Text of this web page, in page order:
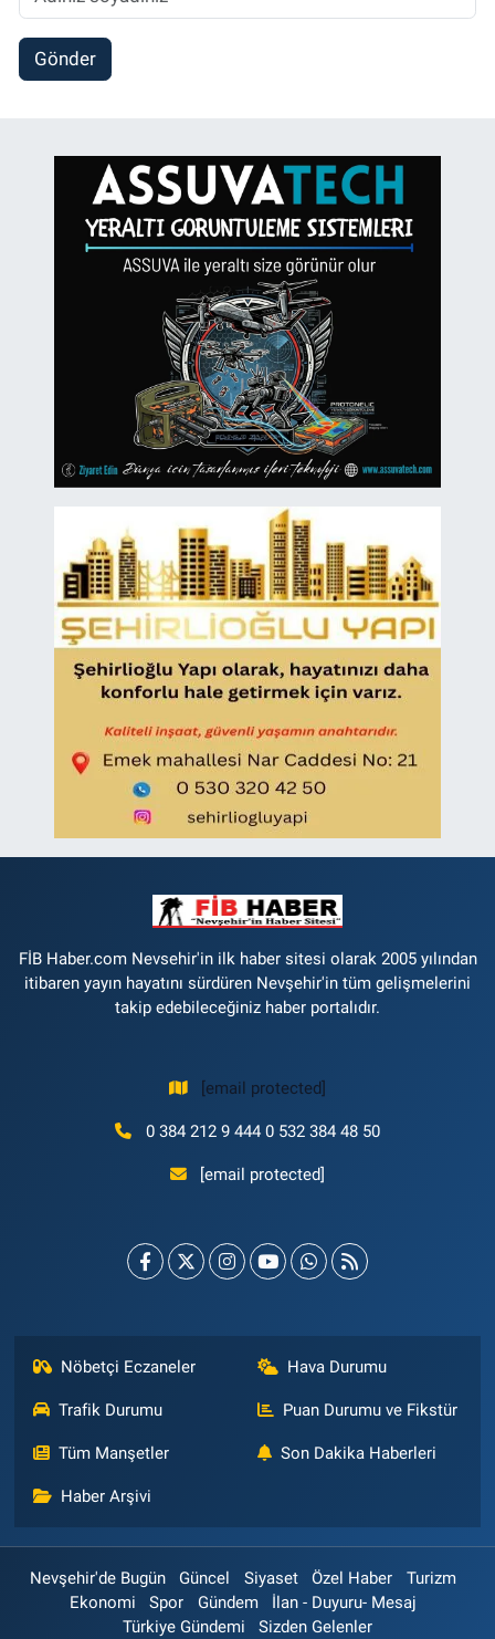
Gönder
FİB Haber.com Nevsehir'in ilk haber sitesi olarak 2005 yılından
itibaren yayın hayatını sürdüren Nevşehir'in tüm gelişmelerini
takip edebileceğiniz haber portalıdır.
[email protected]
0 384 212 9 444 0 532 384 48 50
[email protected]
Nöbetçi Eczaneler Hava Durumu
Trafik Durumu Puan Durumu ve Fikstür
Tüm Manşetler Son Dakika Haberleri
Haber Arşivi
Nevşehir'de Bugün Güncel Siyaset Özel Haber
Turizm
Ekonomi
Spor Gündem
İlan - Duyuru- Mesaj
Türkiye Gündemi
Sizden Gelenler